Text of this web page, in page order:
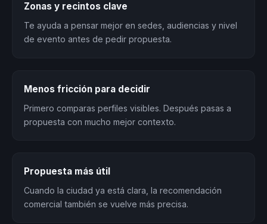
Zonas y recintos clave
Te ayuda a pensar mejor en sedes, audiencias y nivel
de evento antes de pedir propuesta.
Menos fricción para decidir
Primero comparas perfiles visibles. Después pasas a
propuesta con mucho mejor contexto.
Propuesta más útil
Cuando la ciudad ya está clara, la recomendación
comercial también se vuelve más precisa.